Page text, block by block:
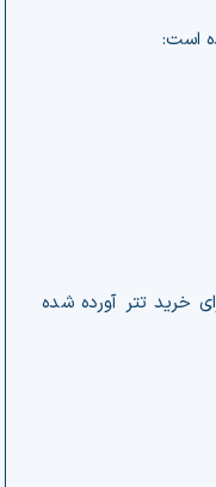
است:
خرید تتر آورده شده